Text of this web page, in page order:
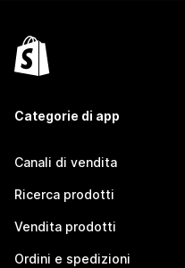
Categorie di app
Canali di vendita
Ricerca prodotti
Vendita prodotti
Ordini e spedizioni